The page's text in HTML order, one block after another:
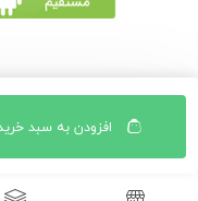
افزودن به سبد
© کلیه حقوق مادی و
موسوی محفوظ